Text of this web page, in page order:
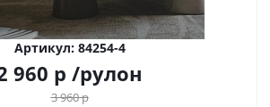
Артикул: 84254-4
960 р /рулон
3 960р